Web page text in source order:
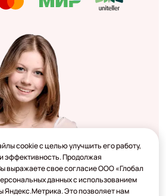
cookie с целью улучшить его работу,
эффективность. Продолжая
выражаете свое согласие ООО «Глобал
данных с использованием
Яндекс.Метрика. Это позволяет нам